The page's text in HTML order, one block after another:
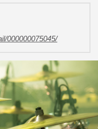
000000075045/